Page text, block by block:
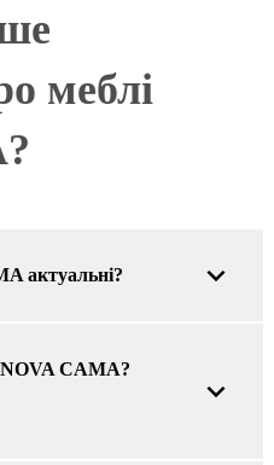
меблі
актуальні?
NOVA CAMA?